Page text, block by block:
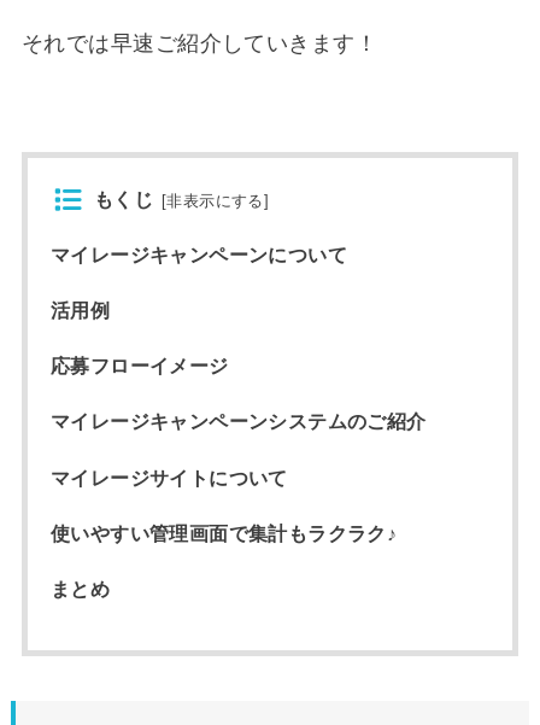
それでは早速ご紹介していきます！
もくじ [非表示にする]
マイレージキャンペーンについて
活用例
応募フローイメージ
マイレージキャンペーンシステムのご紹介
マイレージサイトについて
使いやすい管理画面で集計もラクラク♪
まとめ